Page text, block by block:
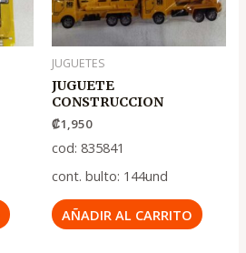
JUGUETES
JUGUETE
CONSTRUCCION
₡1,950
cod: 835841
cont. bulto: 144und
AÑADIR AL CARRITO